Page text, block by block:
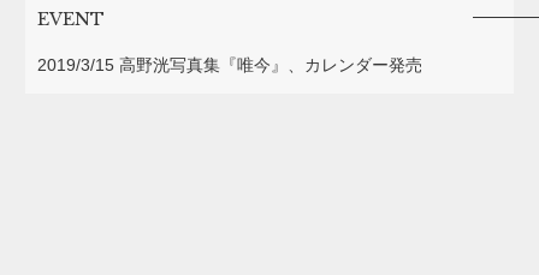
EVENT
2019/3/15 高野洸写真集『唯今』、カレンダー発売